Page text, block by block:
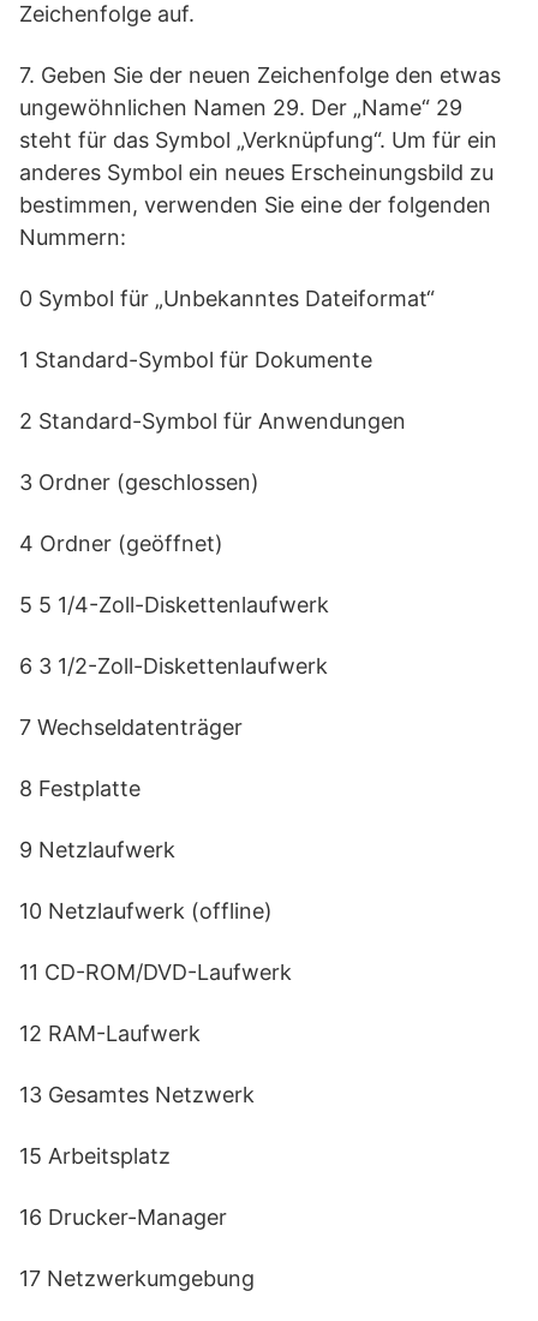
Zeichenfolge auf.
7. Geben Sie der neuen Zeichenfolge den etwas
ungewöhnlichen Namen 29. Der „Name“ 29
steht für das Symbol „Verknüpfung“. Um für ein
anderes Symbol ein neues Erscheinungsbild zu
bestimmen, verwenden Sie eine der folgenden
Nummern:
0 Symbol für „Unbekanntes Dateiformat“
1 Standard-Symbol für Dokumente
2 Standard-Symbol für Anwendungen
3 Ordner (geschlossen)
4 Ordner (geöffnet)
5 5 1/4-Zoll-Diskettenlaufwerk
6 3 1/2-Zoll-Diskettenlaufwerk
7 Wechseldatenträger
8 Festplatte
9 Netzlaufwerk
10 Netzlaufwerk (offline)
11 CD-ROM/DVD-Laufwerk
12 RAM-Laufwerk
13 Gesamtes Netzwerk
15 Arbeitsplatz
16 Drucker-Manager
17 Netzwerkumgebung